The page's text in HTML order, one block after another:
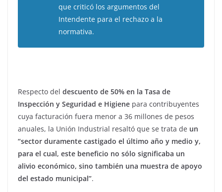
que criticó los argumentos del
Intendente para el rechazo a la
normativa.
Respecto del descuento de 50% en la Tasa de
Inspección y Seguridad e Higiene para contribuyentes
cuya facturación fuera menor a 36 millones de pesos
anuales, la Unión Industrial resaltó que se trata de un
“sector duramente castigado el último año y medio y,
para el cual, este beneficio no sólo significaba un
alivio económico, sino también una muestra de apoyo
del estado municipal”.